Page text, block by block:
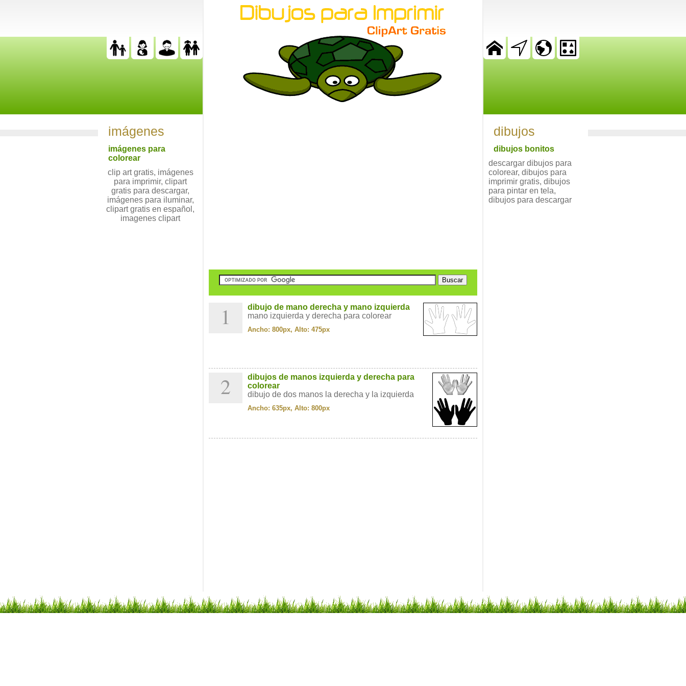
1
dibujo de mano derecha y mano izquierda
mano izquierda y derecha para colorear
Ancho: 800px, Alto: 475px
2
dibujos de manos izquierda y derecha para
colorear
dibujo de dos manos la derecha y la izquierda
Ancho: 635px, Alto: 800px
imágenes
imágenes para
colorear
clip art gratis, imágenes
para imprimir, clipart
gratis para descargar,
imágenes para iluminar,
clipart gratis en español,
imagenes clipart
dibujos
dibujos bonitos
descargar dibujos para
colorear, dibujos para
imprimir gratis, dibujos
para pintar en tela,
dibujos para descargar